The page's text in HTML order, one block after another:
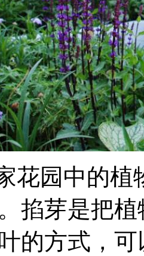
花园中的
掐芽是把
的方式，